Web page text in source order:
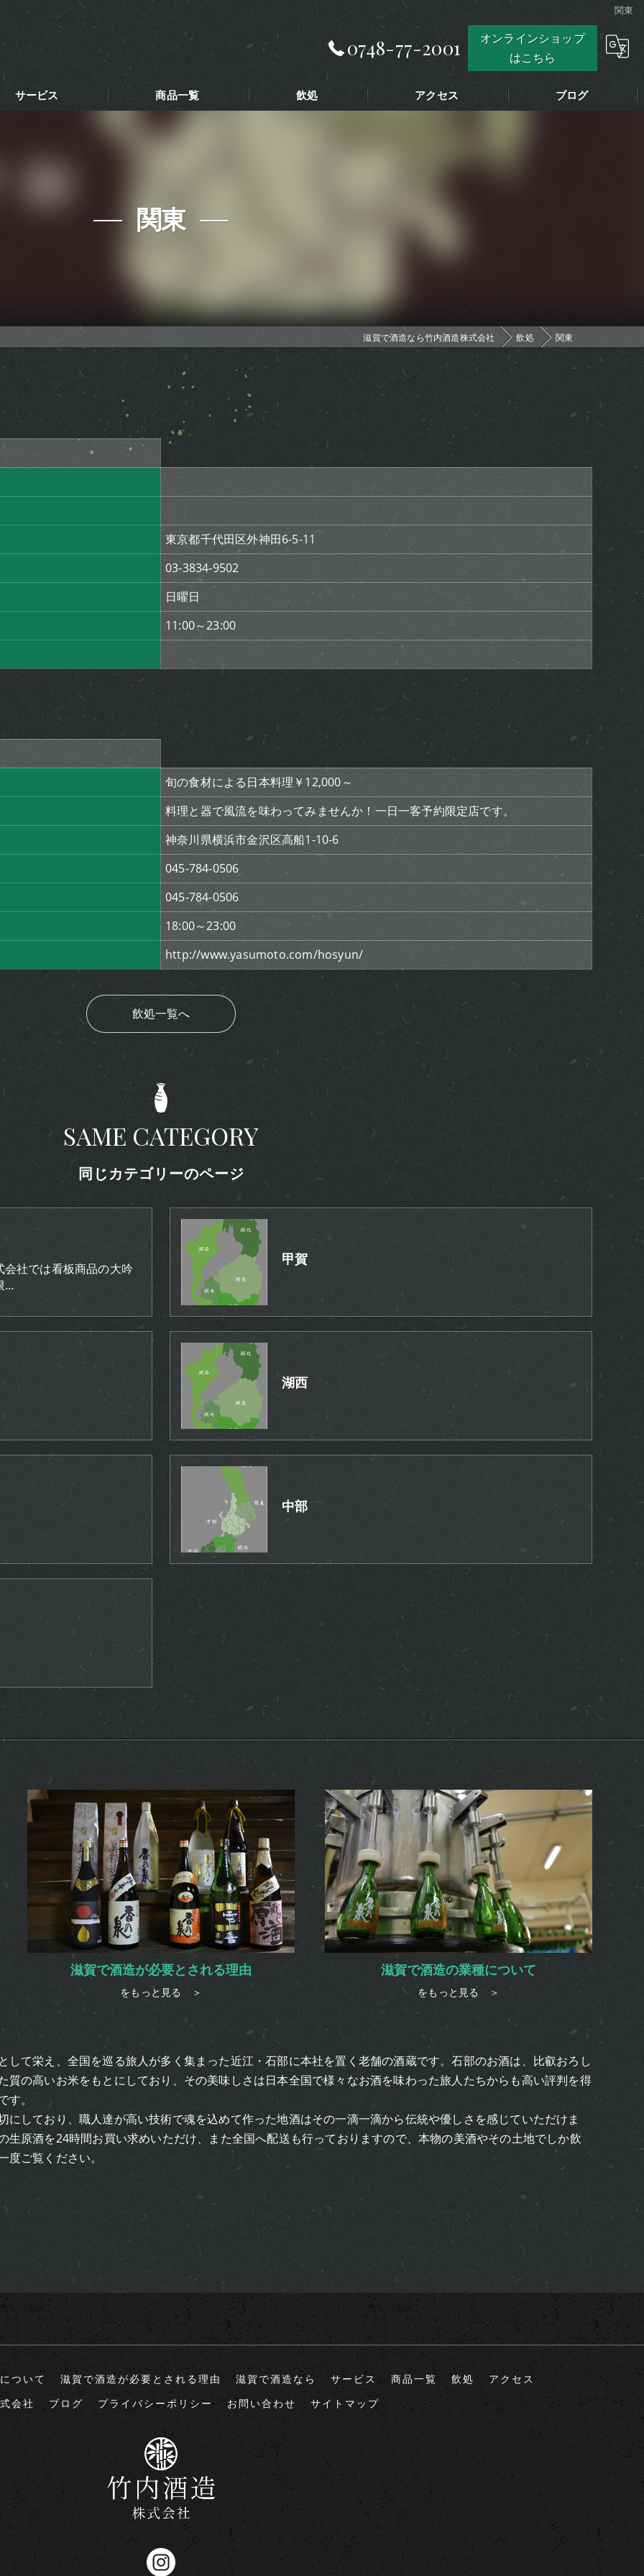
関東
0748-77-2001
オンラインショップ
はこちら
サービス 商品一覧 飲処 アクセス ブログ
関東
滋賀で酒造なら竹内酒造株式会社 飲処 関東
東京都千代田区外神田6-5-11
03-3834-9502
日曜日
11:00～23:00
旬の食材による日本料理￥12,000～
料理と器で風流を味わってみませんか！一日一客予約限定店です。
神奈川県横浜市金沢区高船1-10-6
045-784-0506
045-784-0506
18:00～23:00
http://www.yasumoto.com/hosyun/
飲処一覧へ
同じカテゴリーのページ
SAME CATEGORY
社では看板商品の大吟
…
甲賀
湖西
中部
滋賀で酒造が必要とされる理由
をもっと見る ＞
滋賀で酒造の業種について
をもっと見る ＞
して栄え、全国を巡る旅人が多く集まった近江・石部に本社を置く老舗の酒蔵です。石部のお酒は、比叡おろし
の高いお米をもとにしており、その美味しさは日本全国で様々なお酒を味わった旅人たちからも高い評判を得
す。
にしており、職人達が高い技術で魂を込めて作った地酒はその一滴一滴から伝統や優しさを感じていただけま
原酒を24時間お買い求めいただけ、また全国へ配送も行っておりますので、本物の美酒やその土地でしか飲
ご覧ください。
ついて 滋賀で酒造が必要とされる理由 滋賀で酒造なら サービス 商品一覧 飲処
アクセス
会社
ブログ プライバシーポリシー お問い合わせ サイトマップ